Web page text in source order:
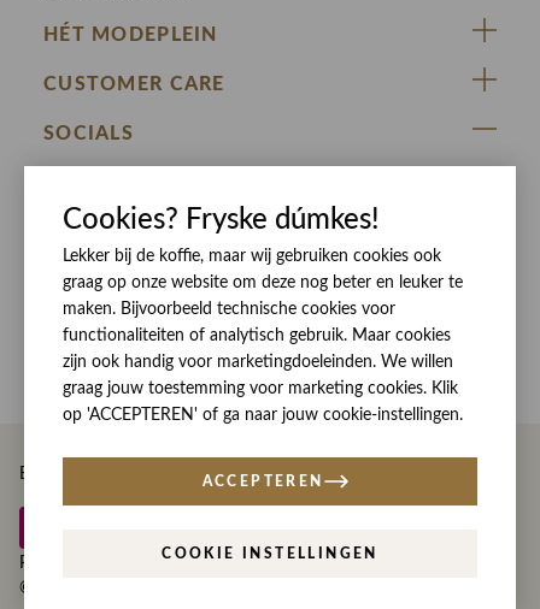
HÉT MODEPLEIN
ZIJ VAN RINSMA
DE HEEREN VAN RINSMA
RINSMA.CONCEPTS
Eten en drinken
Openingstijden
Werken bij RINSMA
CUSTOMER CARE
Veelgestelde vragen
Retourneren & Ruilen
Betaalmethoden
Bezorgen
Contact
Reviews
SOCIALS
Betaal eenvoudig en veilig met
Privacy
Algemene voorwaarden
© Copyright Rinsma Modeplein 2026
Cookies? Fryske dúmkes!
Lekker bij de koffie, maar wij gebruiken cookies ook
graag op onze website om deze nog beter en leuker te
maken. Bijvoorbeeld technische cookies voor
functionaliteiten of analytisch gebruik. Maar cookies
zijn ook handig voor marketingdoeleinden. We willen
graag jouw toestemming voor marketing cookies. Klik
op 'ACCEPTEREN' of ga naar jouw cookie-instellingen.
COOKIE INSTELLINGEN
ACCEPTEREN